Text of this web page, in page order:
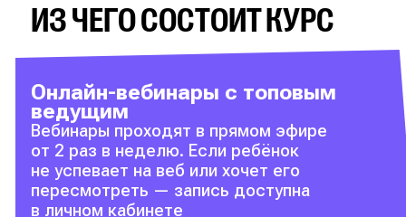
ИЗ ЧЕГО СОСТОИТ КУРС
Онлайн-вебинары с топовым
ведущим
Вебинары проходят в прямом эфире
от 2 раз в неделю. Если ребёнок
не успевает на веб или хочет его
пересмотреть — запись доступна
в личном кабинете